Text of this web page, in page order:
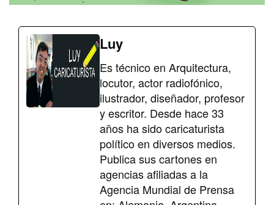
Luy
Es técnico en Arquitectura,
locutor, actor radiofónico,
ilustrador, diseñador, profesor
y escritor. Desde hace 33
años ha sido caricaturista
político en diversos medios.
Publica sus cartones en
agencias afiliadas a la
Agencia Mundial de Prensa